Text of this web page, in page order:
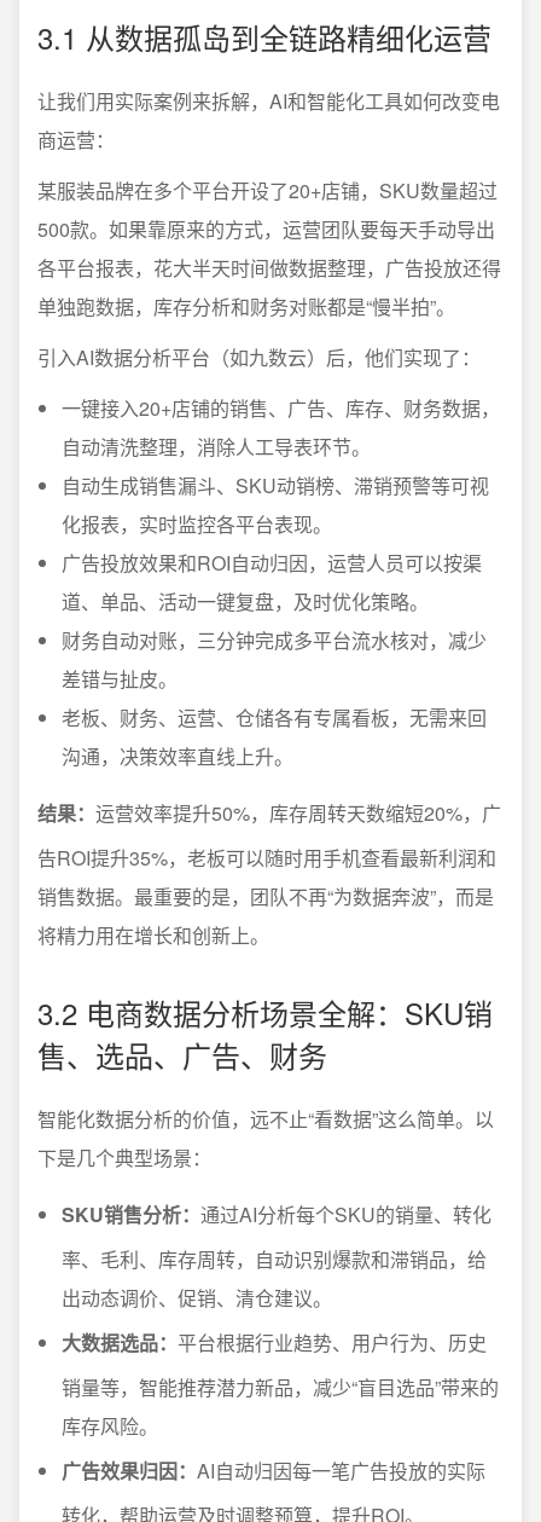
3.1 从数据孤岛到全链路精细化运营
让我们用实际案例来拆解，AI和智能化工具如何改变电
商运营：
某服装品牌在多个平台开设了20+店铺，SKU数量超过
500款。如果靠原来的方式，运营团队要每天手动导出
各平台报表，花大半天时间做数据整理，广告投放还得
单独跑数据，库存分析和财务对账都是“慢半拍”。
引入AI数据分析平台（如九数云）后，他们实现了：
一键接入20+店铺的销售、广告、库存、财务数据，
自动清洗整理，消除人工导表环节。
自动生成销售漏斗、SKU动销榜、滞销预警等可视
化报表，实时监控各平台表现。
广告投放效果和ROI自动归因，运营人员可以按渠
道、单品、活动一键复盘，及时优化策略。
财务自动对账，三分钟完成多平台流水核对，减少
差错与扯皮。
老板、财务、运营、仓储各有专属看板，无需来回
沟通，决策效率直线上升。
结果： 运营效率提升50%，库存周转天数缩短20%，广
告ROI提升35%，老板可以随时用手机查看最新利润和
销售数据。最重要的是，团队不再“为数据奔波”，而是
将精力用在增长和创新上。
3.2 电商数据分析场景全解：SKU销
售、选品、广告、财务
智能化数据分析的价值，远不止“看数据”这么简单。以
下是几个典型场景：
SKU销售分析： 通过AI分析每个SKU的销量、转化
率、毛利、库存周转，自动识别爆款和滞销品，给
出动态调价、促销、清仓建议。
大数据选品： 平台根据行业趋势、用户行为、历史
销量等，智能推荐潜力新品，减少“盲目选品”带来的
库存风险。
广告效果归因： AI自动归因每一笔广告投放的实际
转化，帮助运营及时调整预算，提升ROI。